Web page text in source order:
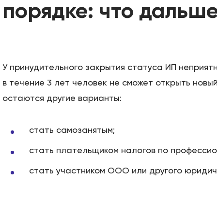
порядке: что
У принудительного закрытия статуса ИП
в течение 3 лет человек не сможет открыть
остаются другие варианты:
стать самозанятым;
стать плательщиком налогов по
стать участником ООО или другого